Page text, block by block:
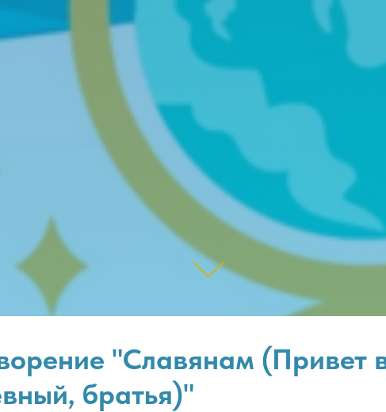
"Славянам (Привет
братья)"